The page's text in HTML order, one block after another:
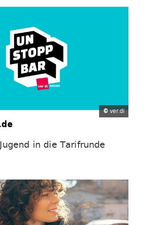
©ver.di
in die Tarifrunde